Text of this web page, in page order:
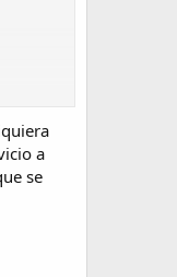
a
se